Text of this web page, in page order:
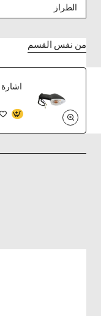
الطراز
من نفس القسم